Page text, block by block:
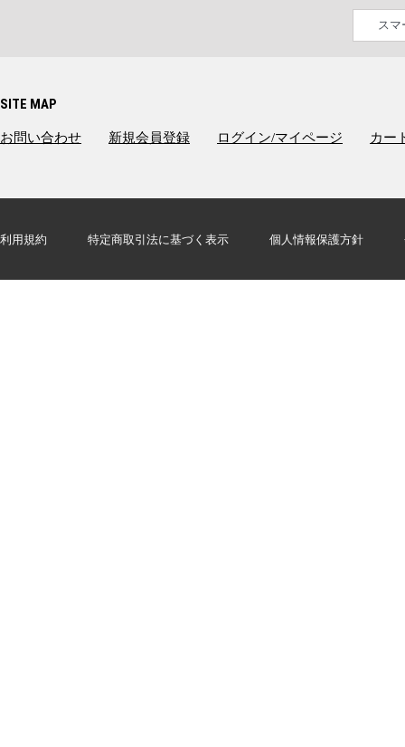
スマ
SITE MAP
お問い合わせ 新規会員登録 ログイン/マイページ カー
利用規約 特定商取引法に基づく表示 個人情報保護方針